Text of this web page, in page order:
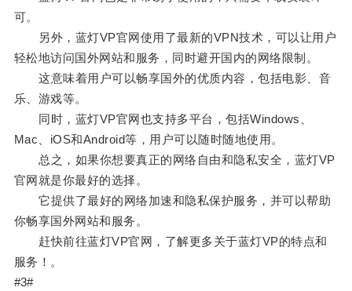
可。
另外，蓝灯VP官网使用了最新的VPN技术，可以让用户
轻松地访问国外网站和服务，同时避开国内的网络限制。
这意味着用户可以畅享国外的优质内容，包括电影、音
乐、游戏等。
同时，蓝灯VP官网也支持多平台，包括Windows、
Mac、iOS和Android等，用户可以随时随地使用。
总之，如果你想要真正的网络自由和隐私安全，蓝灯VP
官网就是你最好的选择。
它提供了最好的网络加速和隐私保护服务，并可以帮助
你畅享国外网站和服务。
赶快前往蓝灯VP官网，了解更多关于蓝灯VP的特点和
服务！。
#3#